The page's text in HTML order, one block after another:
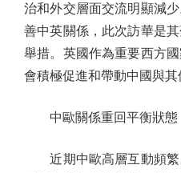
治和外交層面交流明顯減
善中英關係，此次訪華是
舉措。英國作為重要西方
會積極促進和帶動中國與其
中歐關係重回平衡狀態
近期中歐高層互動頻繁